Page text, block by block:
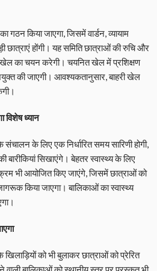
गठन किया जाएगा, जिसमें वार्डन, व्यायाम
छात्राएं होंगी। यह समिति छात्राओं की रुचि और
का चयन करेगी। चयनित खेल में प्रशिक्षण
की जाएगी। आवश्यकतानुसार, बाहरी खेल
विशेष ध्यान
के लिए एक निर्धारित समय सारिणी होगी,
सिखाएंगे। बेहतर स्वास्थ्य के लिए
भी आयोजित किए जाएंगे, जिसमें छात्राओं को
किया जाएगा। बालिकाओं का स्वास्थ्य
खिलाड़ियों को भी बुलाकर छात्राओं को प्रेरित